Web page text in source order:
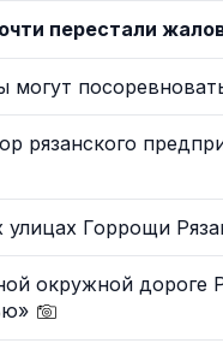
перестали
могут
рязанского
улицах Горрощи
окружной дороге